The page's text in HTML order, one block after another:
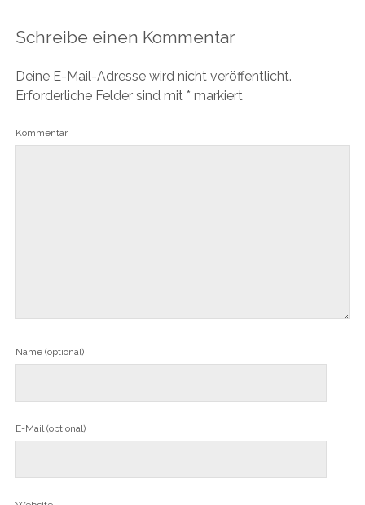
Schreibe einen Kommentar
Deine E-Mail-Adresse wird nicht veröffentlicht.
Erforderliche Felder sind mit * markiert
Kommentar
Name (optional)
E-Mail (optional)